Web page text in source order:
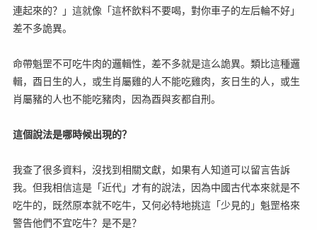
連起來的？」這就像「這杯飲料不要喝，對你車子的左后輪不好」
差不多詭異。
命帶魁罡不可吃牛肉的邏輯性，差不多就是這么詭異。類比這種邏
輯，酉日生的人，或生肖屬雞的人不能吃雞肉，亥日生的人，或生
肖屬豬的人也不能吃豬肉，因為酉與亥都自刑。
這個說法是哪時候出現的？
我查了很多資料，沒找到相關文獻，如果有人知道可以留言告訴
我。但我相信這是「近代」才有的說法，因為中國古代本來就是不
吃牛的，既然原本就不吃牛，又何必特地挑這「少見的」魁罡格來
警告他們不宜吃牛？是不是？